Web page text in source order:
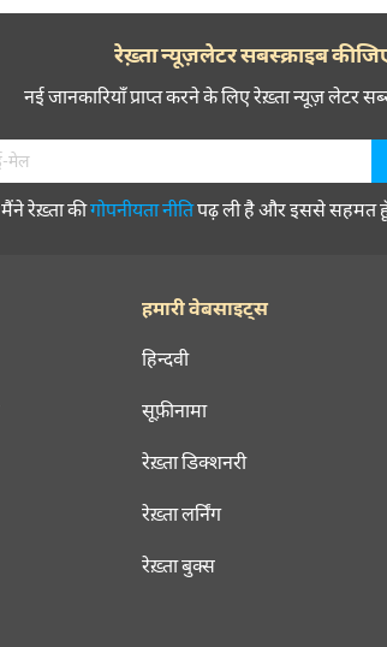
रेख़्ता न्यूज़लेटर सबस्क्राइब
नई जानकारियाँ प्राप्त करने के लिए रेख़्ता न्यूज़ लेटर
मैंने रेख़्ता कीगोपनीयता नीतिपढ़ ली है और इससे सहमत
हमारी वेबसाइट्स
हिन्दवी
सूफ़ीनामा
रेख़्ता डिक्शनरी
रेख़्ता लर्निंग
रेख़्ता बुक्स